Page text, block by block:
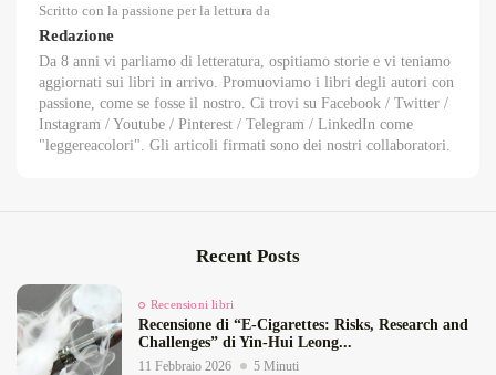
Scritto con la passione per la lettura da
Redazione
Da 8 anni vi parliamo di letteratura, ospitiamo storie e vi teniamo
aggiornati sui libri in arrivo. Promuoviamo i libri degli autori con
passione, come se fosse il nostro. Ci trovi su Facebook / Twitter /
Instagram / Youtube / Pinterest / Telegram / LinkedIn come
"leggereacolori". Gli articoli firmati sono dei nostri collaboratori.
Recent Posts
Recensioni libri
Recensione di “E‑Cigarettes: Risks, Research and
Challenges” di Yin‑Hui Leong...
11 Febbraio 2026 5 Minuti